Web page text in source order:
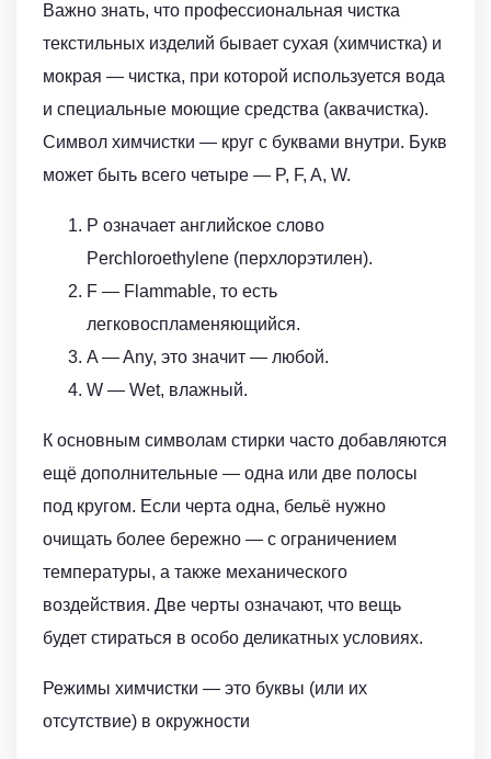
Важно знать, что профессиональная чистка
текстильных изделий бывает сухая (химчистка) и
мокрая — чистка, при которой используется вода
и специальные моющие средства (аквачистка).
Символ химчистки — круг с буквами внутри. Букв
может быть всего четыре — P, F, A, W.
P означает английское слово
Perchloroethylene (перхлорэтилен).
F — Flammable, то есть
легковоспламеняющийся.
A — Any, это значит — любой.
W — Wet, влажный.
К основным символам стирки часто добавляются
ещё дополнительные — одна или две полосы
под кругом. Если черта одна, бельё нужно
очищать более бережно — с ограничением
температуры, а также механического
воздействия. Две черты означают, что вещь
будет стираться в особо деликатных условиях.
Режимы химчистки — это буквы (или их
отсутствие) в окружности